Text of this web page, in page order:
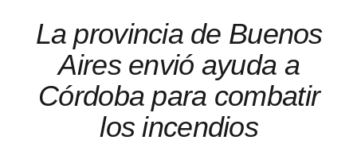
La provincia de Buenos
Aires envió ayuda a
Córdoba para combatir
los incendios